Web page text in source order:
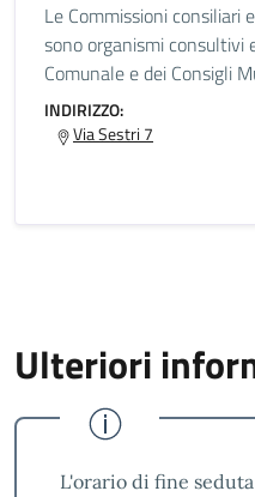
Le Commissioni consiliari
sono organismi consultivi
Comunale e dei Consigli
INDIRIZZO:
Via Sestri 7
Ulteriori
L'orario di fine